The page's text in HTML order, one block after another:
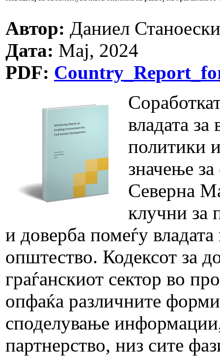
Автор: Даниел Станоески
Дата: Мај, 2024
PDF:
владата
политики
значење
Северна
клучни за
и доверба помеѓу
општество. Кодексот за
граѓанскиот сектор во
опфаќа различните
споделување
партнерство, низ сите